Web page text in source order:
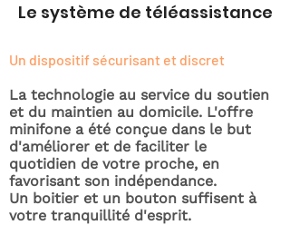
Le système de téléassistance
Un dispositif sécurisant et discret
La technologie au service du soutien
et du maintien au domicile. L'offre
minifone a été conçue dans le but
d'améliorer et de faciliter le
quotidien de votre proche, en
favorisant son indépendance.
Un boitier et un bouton suffisent à
votre tranquillité d'esprit.